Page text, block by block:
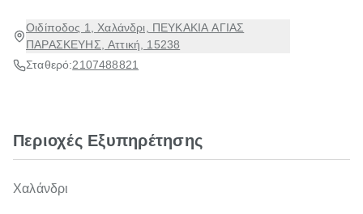
Οιδίποδος 1, Χαλάνδρι, ΠΕΥΚΑΚΙΑ ΑΓΙΑΣ
ΠΑΡΑΣΚΕΥΗΣ, Αττική, 15238
Σταθερό:2107488821
Περιοχές Εξυπηρέτησης
Χαλάνδρι